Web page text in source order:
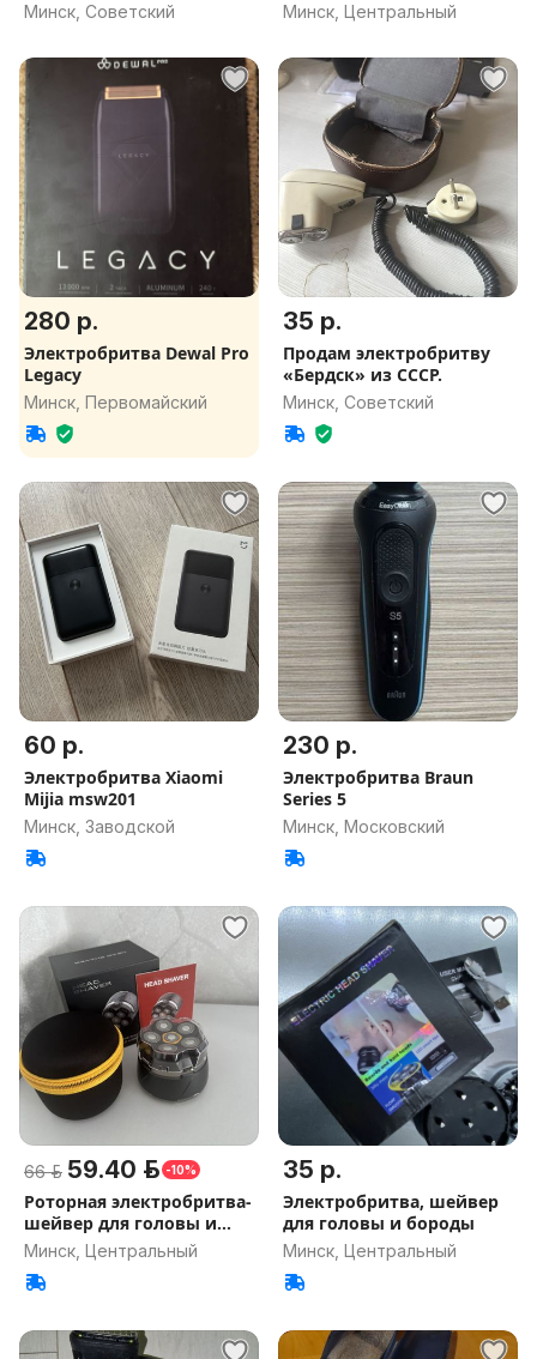
Минск, Советский Минск, Центральный
280 р.
Электробритва Dewal Pro
Legacy
Минск, Первомайский
35 р.
Продам электробритву
«Бердск» из СССР.
Минск, Советский
60 р.
Электробритва Xiaomi
Mijia msw201
Минск, Заводской
230 р.
Электробритва Braun
Series 5
Минск, Московский
66 р. 59.40 р. -10%
Роторная электробритва-
шейвер для головы и
бороды
Минск, Центральный
35 р.
Электробритва, шейвер
для головы и бороды
Минск, Центральный